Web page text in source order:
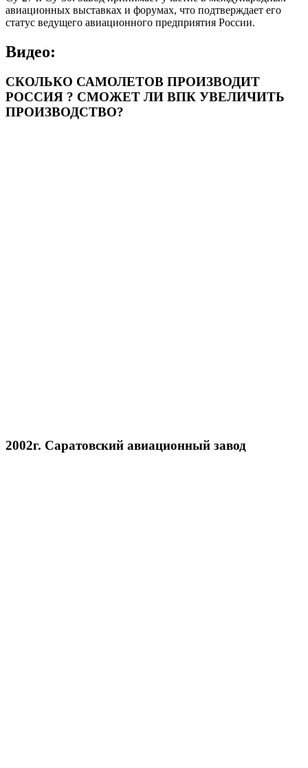
авиационных выставках и форумах, что подтверждает его
статус ведущего авиационного предприятия России.
Видео:
СКОЛЬКО САМОЛЕТОВ ПРОИЗВОДИТ
РОССИЯ ? СМОЖЕТ ЛИ ВПК УВЕЛИЧИТЬ
ПРОИЗВОДСТВО?
2002г. Саратовский авиационный завод